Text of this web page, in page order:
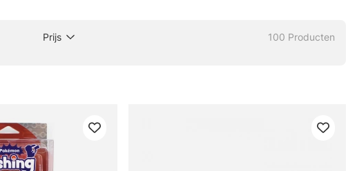
Prijs 100 Producten